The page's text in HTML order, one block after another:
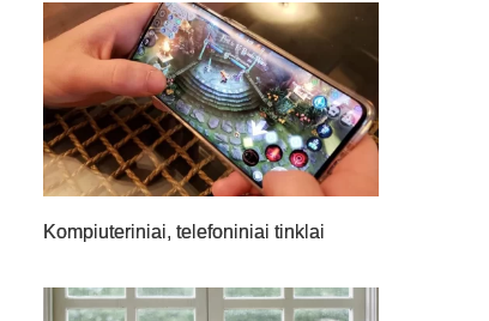
Kompiuteriniai, telefoniniai tinklai